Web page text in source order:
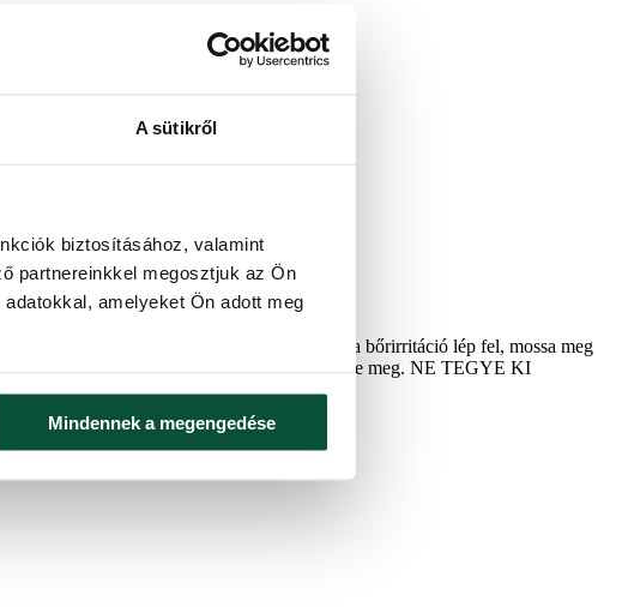
A sütikről
biztosításához, valamint
partnereinkkel megosztjuk az Ön
amelyeket Ön adott meg
Mindennek a megengedése
fel, 15 percen át mossa vízzel a szemét. Ha bőrirritáció lép fel, mossa meg
ELŐL ELZÁRVA TARTANDÓ. Ne egye meg. NE TEGYE KI